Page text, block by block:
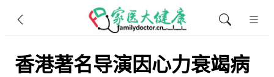
香港著名导演因心力衰竭病